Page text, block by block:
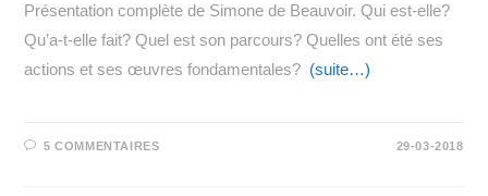
Présentation complète de Simone de Beauvoir. Qui est-elle?
Qu’a-t-elle fait? Quel est son parcours? Quelles ont été ses
actions et ses œuvres fondamentales? (suite…)
5 COMMENTAIRES 29-03-2018